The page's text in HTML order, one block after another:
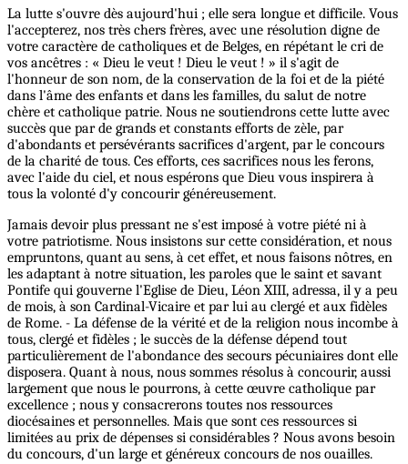
La lutte s'ouvre dès aujourd'hui ; elle sera longue et difficile. Vous
l'accepterez, nos très chers frères, avec une résolution digne de
votre caractère de catholiques et de Belges, en répétant le cri de
vos ancêtres : « Dieu le veut ! Dieu le veut ! » il s'agit de
l'honneur de son nom, de la conservation de la foi et de la piété
dans l'âme des enfants et dans les familles, du salut de notre
chère et catholique patrie. Nous ne soutiendrons cette lutte avec
succès que par de grands et constants efforts de zèle, par
d'abondants et persévérants sacrifices d'argent, par le concours
de la charité de tous. Ces efforts, ces sacrifices nous les ferons,
avec l'aide du ciel, et nous espérons que Dieu vous inspirera à
tous la volonté d'y concourir généreusement.
Jamais devoir plus pressant ne s'est imposé à votre piété ni à
votre patriotisme. Nous insistons sur cette considération, et nous
empruntons, quant au sens, à cet effet, et nous faisons nôtres, en
les adaptant à notre situation, les paroles que le saint et savant
Pontife qui gouverne l'Eglise de Dieu, Léon XIII, adressa, il y a peu
de mois, à son Cardinal-Vicaire et par lui au clergé et aux fidèles
de Rome. - La défense de la vérité et de la religion nous incombe à
tous, clergé et fidèles ; le succès de la défense dépend tout
particulièrement de l'abondance des secours pécuniaires dont elle
disposera. Quant à nous, nous sommes résolus à concourir, aussi
largement que nous le pourrons, à cette œuvre catholique par
excellence ; nous y consacrerons toutes nos ressources
diocésaines et personnelles. Mais que sont ces ressources si
limitées au prix de dépenses si considérables ? Nous avons besoin
du concours, d'un large et généreux concours de nos ouailles.